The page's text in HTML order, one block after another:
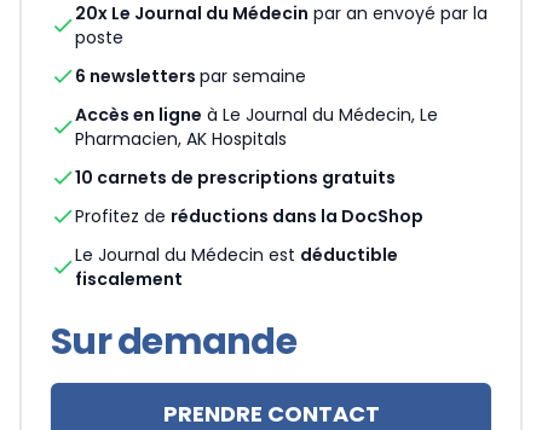
check20x Le Journal du Médecin par an envoyé par la
poste
check6 newsletters par semaine
checkAccès en ligne à Le Journal du Médecin, Le
Pharmacien, AK Hospitals
check10 carnets de prescriptions gratuits
checkProfitez de réductions dans la DocShop
checkLe Journal du Médecin est déductible
fiscalement
Sur demande
PRENDRE CONTACT